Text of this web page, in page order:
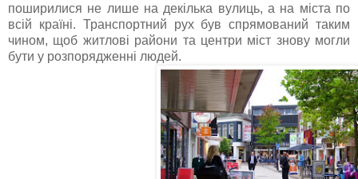
поширилися не лише на декілька вулиць, а на міста по
всій країні. Транспортний рух був спрямований таким
чином, щоб житлові райони та центри міст знову могли
бути у розпорядженні людей.